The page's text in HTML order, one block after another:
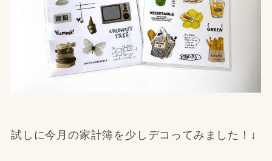
試しに今月の家計簿を少しデコってみました！↓